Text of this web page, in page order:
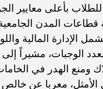
بأعلى معايير
المدن
المالية
الوجبات، مشيراً إلى
الهدر في
الأمثل، معربا عن